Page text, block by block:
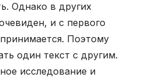
Однако в других
и с первого
Поэтому
один текст с другим.
исследование и